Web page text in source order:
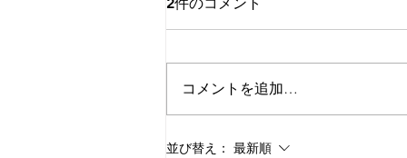
ハンター･バレー･ワイン＆フ
2件のコメント
コメントを追加…
並び替え： 最新順